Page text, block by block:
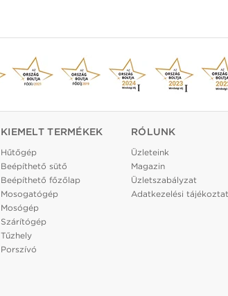
KIEMELT TERMÉKEK
Hűtőgép
Beépíthető sütő
Beépíthető főzőlap
Mosogatógép
Mosógép
Szárítógép
Tűzhely
Porszívó
RÓLUNK
Üzleteink
Magazin
Üzletszabályzat
Adatkezelési